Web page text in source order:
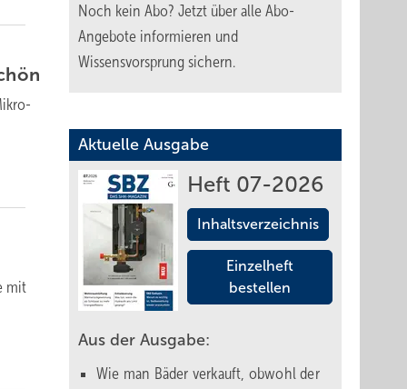
mit
Noch kein Abo? Jetzt über alle Abo-
Angebote informieren und
Wissensvorsprung sichern.
Aktuelle Ausgabe
Heft 07-2026
Inhaltsverzeichnis
Einzelheft
bestellen
Aus der Ausgabe:
Wie man Bäder verkauft, obwohl der